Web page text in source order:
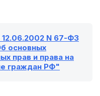
N 67-ФЗ
основных
прав и права на
граждан РФ"